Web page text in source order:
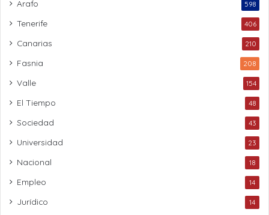
Arafo 598
Tenerife 406
Canarias 210
Fasnia 208
Valle 154
El Tiempo 48
Sociedad 43
Universidad 23
Nacional 18
Empleo 14
Jurídico 14